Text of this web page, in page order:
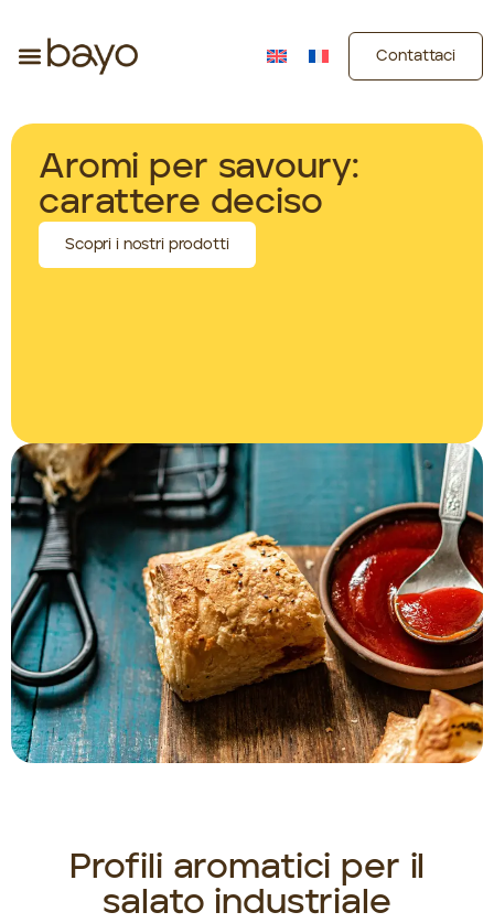
Contattaci
Aromi per savoury:
carattere deciso
Scopri i nostri prodotti
Profili aromatici per il
salato industriale